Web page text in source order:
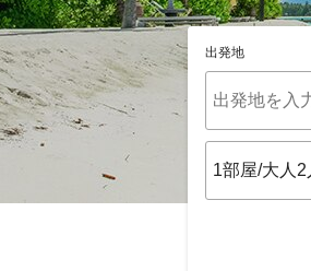
出発地